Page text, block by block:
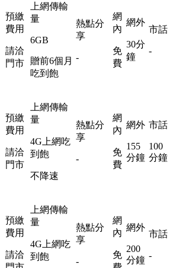
預繳
費用
請洽
門市
上網傳輸
量
6GB
贈前6個月
吃到飽
熱點分
享
-
網
內
免
費
網外
30分
鐘
市話
-
預繳
費用
請洽
門市
上網傳輸
量
4G上網吃
到飽
不降速
熱點分
享
-
網
內
免
費
網外
155
分鐘
市話
100
分鐘
預繳
費用
請洽
上網傳輸
量
4G上網吃
到飽
熱點分
享
-
網
內
免
網外
200
分鐘
市話
-